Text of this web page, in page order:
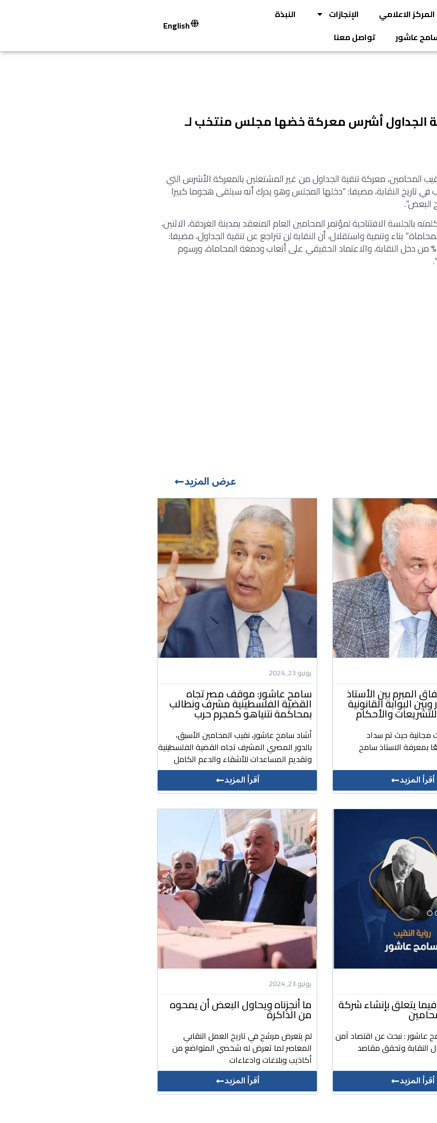
المركز الاعلامي الإنجازات
النبذة
عاشور
تواصل معنا
English
الجداول أشرس معركة خضها مجلس منتخب لـ
معركة تنقية الجداول من غير المشتغلين بالمعركة الأشرس التي
تاريخ النقابة، مضيفا: “دخلها المجلس وهو يدرك أنه سيلقى هجوما كبيرا
البعض”.
بالجلسة الافتتاحية لمؤتمر المحامين العام المنعقد بمدينة الغردقة، الاثنين،
بناء وتنمية واستقلال، أن النقابة لن تتراجع عن تنقية الجداول، مضيفا:
“الاشتراك لا يمثل 10 % من دخل النقابة، والاعتماد الحقيقي على أتعاب ودمغة المحاماة، ورسوم
عرض المزيد
المبرم بين الأستاذ
البوابة القانونية
مجانية حيث تم سداد
بمعرفة الاستاذ سامح
أقرأ المزيد
يونيو 23, 2024
سامح عاشور: موقف مصر تجاه
القضية الفلسطينية مشرف ونطالب
بمحاكمة نتنياهو كمجرم حرب
أشاد سامح عاشور، نقيب المحامين الأسبق،
بالدور المصري المشرف تجاه القضية الفلسطينية
وتقديم المساعدات للأشقاء والدعم الكامل
أقرأ المزيد
رؤيتنا ل ٢٠٢٤ فيما يتعلق بإنشاء شركة
عاشور : نبحث عن اقتصاد آمن
النقابة وتحقق مقاصد
أقرأ المزيد
يونيو 23, 2024
ما أنجزناه ويحاول البعض أن يمحوه
من الذاكرة
لم يتعرض مرشح في تاريخ العمل النقابي
المعاصر لما تعرض له شخصي المتواضع من
أكاذيب وبلاغات وادعاءات
أقرأ المزيد